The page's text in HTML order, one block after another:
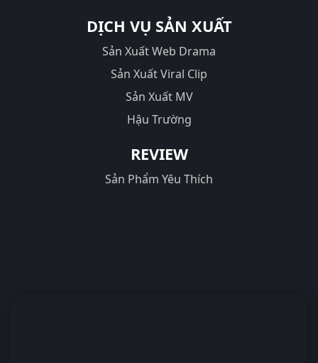
DỊCH VỤ SẢN XUẤT
Sản Xuất Web Drama
Sản Xuất Viral Clip
Sản Xuất MV
Hậu Trường
REVIEW
Sản Phẩm Yêu Thích